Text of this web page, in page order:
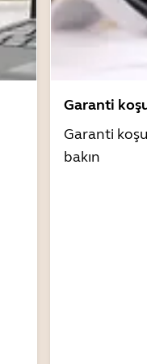
Garanti
Garanti
bakın